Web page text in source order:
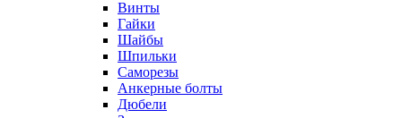
Винты
Гайки
Шайбы
Шпильки
Саморезы
Анкерные болты
Дюбели